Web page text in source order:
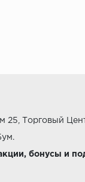
25, Торговый
бонусы и